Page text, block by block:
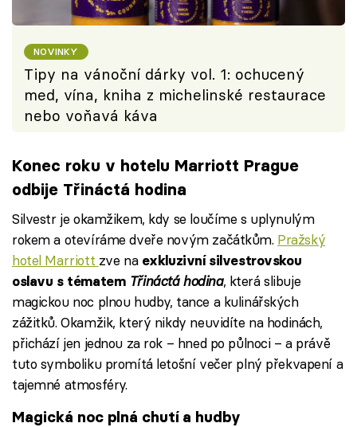
NOVINKY
Tipy na vánoční dárky vol. 1: ochucený
med, vína, kniha z michelinské restaurace
nebo voňavá káva
Konec roku v hotelu Marriott Prague
odbije Třináctá hodina
Silvestr je okamžikem, kdy se loučíme s uplynulým
rokem a otevíráme dveře novým začátkům. Pražský
hotel Marriott zve na exkluzivní silvestrovskou
oslavu s tématemTřináctá hodina, která slibuje
magickou noc plnou hudby, tance a kulinářských
zážitků. Okamžik, který nikdy neuvidíte na hodinách,
přichází jen jednou za rok – hned po půlnoci – a právě
tuto symboliku promítá letošní večer plný překvapení a
tajemné atmosféry.
Magická noc plná chutí a hudby